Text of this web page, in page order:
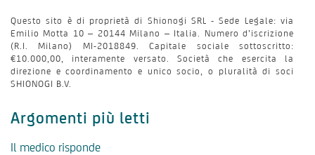
Questo sito è di proprietà di Shionogi SRL - Sede Legale: via
Emilio Motta 10 – 20144 Milano – Italia. Numero d’iscrizione
(R.I. Milano) MI-2018849. Capitale sociale sottoscritto:
€10.000,00, interamente versato. Società che esercita la
direzione e coordinamento e unico socio, o pluralità di soci
SHIONOGI B.V.
Argomenti più letti
Il medico risponde